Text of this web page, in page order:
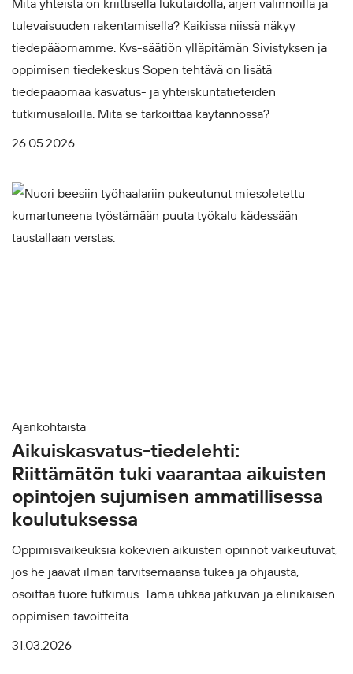
Mitä yhteistä on kriittisellä lukutaidolla, arjen valinnoilla ja
tulevaisuuden rakentamisella? Kaikissa niissä näkyy
tiedepääomamme. Kvs-säätiön ylläpitämän Sivistyksen ja
oppimisen tiedekeskus Sopen tehtävä on lisätä
tiedepääomaa kasvatus- ja yhteiskuntatieteiden
tutkimusaloilla. Mitä se tarkoittaa käytännössä?
26.05.2026
Ajankohtaista
Aikuiskasvatus-tiedelehti:
Riittämätön tuki vaarantaa aikuisten
opintojen sujumisen ammatillisessa
koulutuksessa
Oppimisvaikeuksia kokevien aikuisten opinnot vaikeutuvat,
jos he jäävät ilman tarvitsemaansa tukea ja ohjausta,
osoittaa tuore tutkimus. Tämä uhkaa jatkuvan ja elinikäisen
oppimisen tavoitteita.
31.03.2026